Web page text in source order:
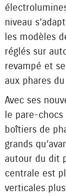
niveau
les modèles
réglés sur
revampé et
aux phares
Avec ses
le pare-chocs
boîtiers de
grands
autour du dit
centrale est
verticales